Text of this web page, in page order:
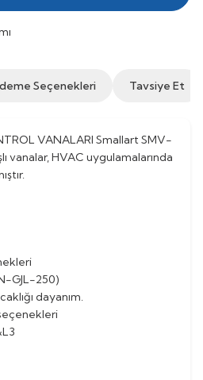
Seçenekleri Tavsiye Et
VANALARI Smallart SMV-
vanalar, HVAC uygulamalarında
GJL-250)
dayanım.